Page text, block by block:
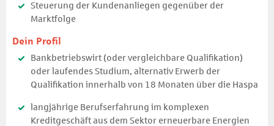
Steuerung der Kundenanliegen gegenüber der
Marktfolge
Dein Profil
Bankbetriebswirt (oder vergleichbare Qualifikation)
oder laufendes Studium, alternativ Erwerb der
Qualifikation innerhalb von 18 Monaten über die Haspa
langjährige Berufserfahrung im komplexen
Kreditgeschäft aus dem Sektor erneuerbare Energien